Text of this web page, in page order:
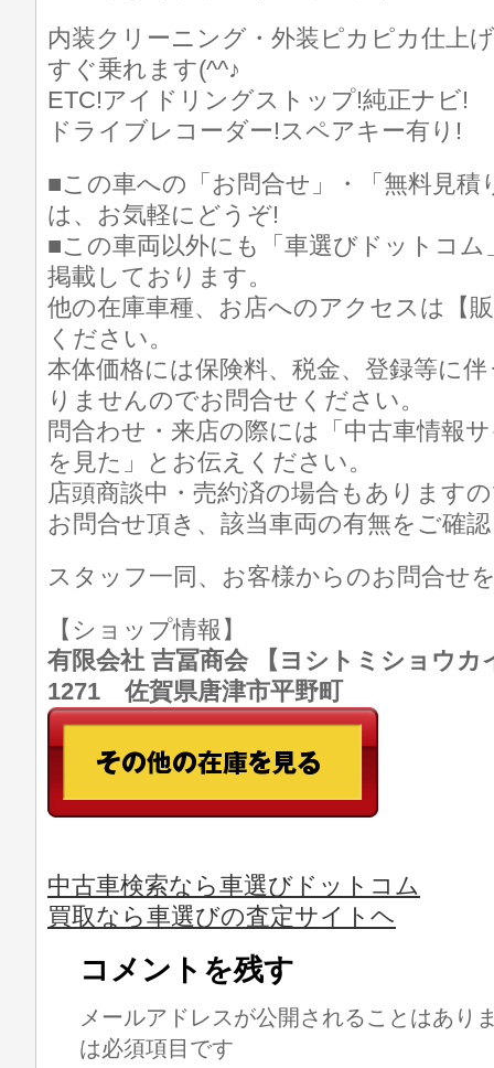
内装クリーニング・外装ピカピカ仕上
すぐ乗れます(^^♪
ETC!アイドリングストップ!純正ナビ!
ドライブレコーダー!スペアキー有り!
■この車への「お問合せ」・「無料見積
は、お気軽にどうぞ!
■この車両以外にも「車選びドットコ
掲載しております。
他の在庫車種、お店へのアクセスは【
ください。
本体価格には保険料、税金、登録等に
りませんのでお問合せください。
問合わせ・来店の際には「中古車情報
を見た」とお伝えください。
店頭商談中・売約済の場合もあります
お問合せ頂き、該当車両の有無をご確
スタッフ一同、お客様からのお問合せ
【ショップ情報】
有限会社 吉冨商会 【ヨシトミショウ
1271 佐賀県唐津市平野町
中古車検索なら車選びドットコム
買取なら車選びの査定サイトヘ
コメントを残す
メールアドレスが公開されることはあり
は必須項目です